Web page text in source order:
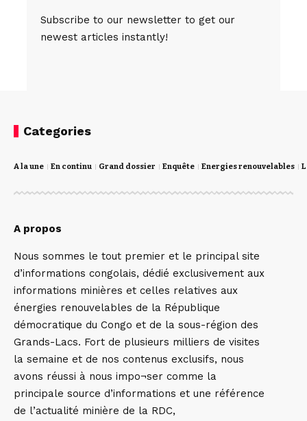
Subscribe to our newsletter to get our
newest articles instantly!
Categories
A la une En continu Grand dossier Enquête Energies renouvelables
A propos
Nous sommes le tout premier et le principal site
d’informations congolais, dédié exclusivement aux
informations minières et celles relatives aux
énergies renouvelables de la République
démocratique du Congo et de la sous-région des
Grands-Lacs. Fort de plusieurs milliers de visites
la semaine et de nos contenus exclusifs, nous
avons réussi à nous impo¬ser comme la
principale source d’informations et une référence
de l’actualité minière de la RDC,